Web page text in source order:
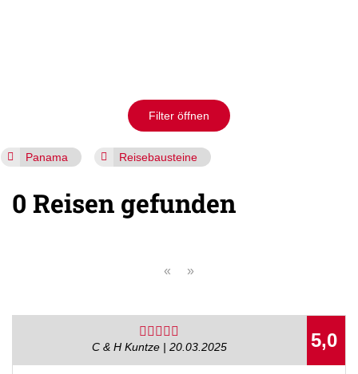
Filter öffnen
Panama Reisebausteine
0 Reisen gefunden
« »
5,0
C & H Kuntze | 20.03.2025